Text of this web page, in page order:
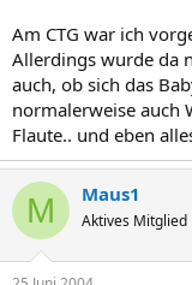
Am CTG war ich
Allerdings wurde da
auch, ob sich das
normalerweise auch
Flaute.. und eben
M Maus1
Aktives Mitglied